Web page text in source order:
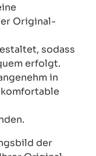
Original-
sodass
erfolgt.
in
der